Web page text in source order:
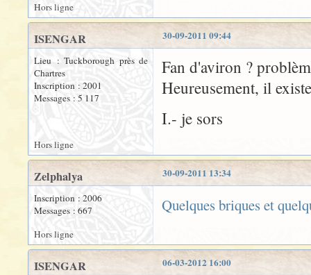
Hors ligne
30-09-2011 09:44
ISENGAR
Lieu : Tuckborough près de
Chartres
Inscription : 2001
Messages : 5 117
Fan d'aviron ?
Heureusement, il
I.- je sors
Hors ligne
30-09-2011 13:34
Zelphalya
Inscription : 2006
Messages : 667
Quelques briques et
Hors ligne
06-03-2012 16:00
ISENGAR